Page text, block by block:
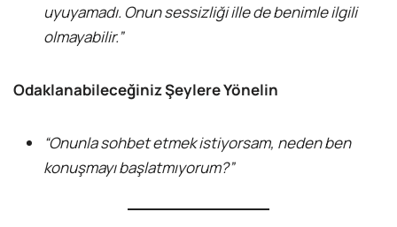
uyuyamadı. Onun sessizliği ille de benimle ilgili
olmayabilir.”
Odaklanabileceğiniz Şeylere Yönelin
“Onunla sohbet etmek istiyorsam, neden ben
konuşmayı başlatmıyorum?”